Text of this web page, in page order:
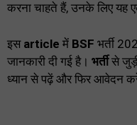
करना चाहते हैं, उनके लिए यह
इस article में BSF भर्ती
जानकारी दी गई है। भर्तीसे
ध्यान से पढ़ें और फिर आवेदन